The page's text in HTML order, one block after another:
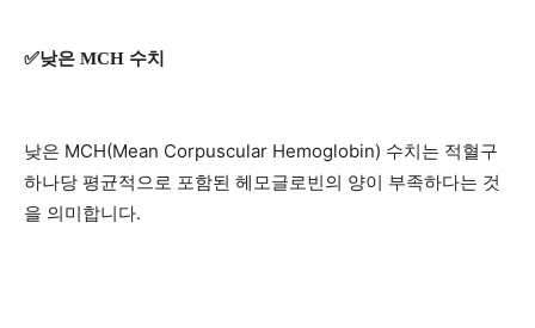
✅낮은 MCH 수치
낮은 MCH(Mean Corpuscular Hemoglobin) 수치는 적혈구
하나당 평균적으로 포함된 헤모글로빈의 양이 부족하다는 것
을 의미합니다.